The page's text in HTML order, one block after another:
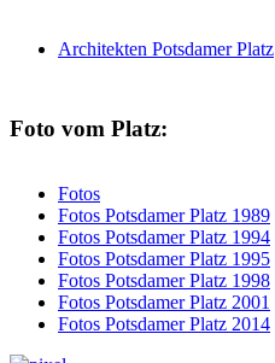
Architekten Potsdamer Platz
Foto vom Platz:
Fotos
Fotos Potsdamer Platz 1989
Fotos Potsdamer Platz 1994
Fotos Potsdamer Platz 1995
Fotos Potsdamer Platz 1998
Fotos Potsdamer Platz 2001
Fotos Potsdamer Platz 2014